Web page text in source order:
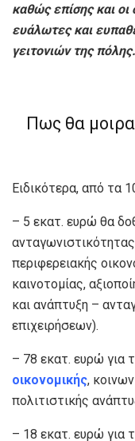
καθώς επίσης και
ευάλωτες και
γειτονιών της πόλης.
Πως θα
Ειδικότερα, από τα
– 5 εκατ. ευρώ θα
περιφερειακής
καινοτομίας,
και ανάπτυξη –
επιχειρήσεων).
– 78 εκατ. ευρώ για
οικονομικής,
πολιτιστικής
– 18 εκατ. ευρώ για